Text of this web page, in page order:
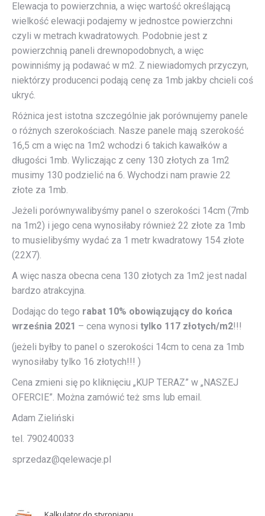
Elewacja to powierzchnia, a więc wartość określającą
wielkość elewacji podajemy w jednostce powierzchni
czyli w metrach kwadratowych. Podobnie jest z
powierzchnią paneli drewnopodobnych, a więc
powinniśmy ją podawać w m2. Z niewiadomych przyczyn,
niektórzy producenci podają cenę za 1mb jakby chcieli coś
ukryć.
Różnica jest istotna szczególnie jak porównujemy panele
o różnych szerokościach. Nasze panele mają szerokość
16,5 cm a więc na 1m2 wchodzi 6 takich kawałków a
długości 1mb. Wyliczając z ceny 130 złotych za 1m2
musimy 130 podzielić na 6. Wychodzi nam prawie 22
złote za 1mb.
Jeżeli porównywalibyśmy panel o szerokości 14cm (7mb
na 1m2) i jego cena wynosiłaby również 22 złote za 1mb
to musielibyśmy wydać za 1 metr kwadratowy 154 złote
(22X7).
A więc nasza obecna cena 130 złotych za 1m2 jest nadal
bardzo atrakcyjna.
Dodając do tego rabat 10% obowiązujący do końca
września 2021 – cena wynosi tylko 117 złotych/m2!!!
(jeżeli byłby to panel o szerokości 14cm to cena za 1mb
wynosiłaby tylko 16 złotych!!! )
Cena zmieni się po kliknięciu „KUP TERAZ” w „NASZEJ
OFERCIE”. Można zamówić też sms lub email.
Adam Zieliński
tel. 790240033
sprzedaz@qelewacje.pl